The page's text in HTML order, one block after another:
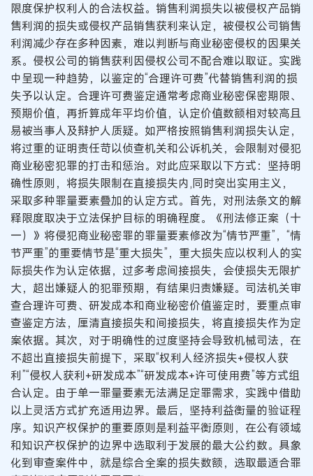
限度保护权利人的合法权益。销售利润损失以被侵权产品销
售利润的损失或侵权产品销售获利来认定，被侵权公司销售
利润减少存在多种因素，难以判断与商业秘密侵权的因果关
系。侵权公司的销售获利因侵权公司不配合难以取证。实践
中呈现一种趋势，以鉴定的“合理许可费”代替销售利润的损
失予以认定。合理许可费鉴定通常考虑商业秘密保密期限、
预期价值，再折算成年平均价值，认定价值数额相对较高且
易被当事人及辩护人质疑。如严格按照销售利润损失认定，
将过重的证明责任苛以侦查机关和公诉机关，会限制对侵犯
商业秘密犯罪的打击和惩治。对此应采取以下方式：坚持明
确性原则，将损失限制在直接损失内,同时突出实用主义，
采取多种罪量要素叠加的认定方式。首先，对刑法条文的解
释限度取决于立法保护目标的明确程度。《刑法修正案（十
一）》将侵犯商业秘密罪的罪量要素修改为“情节严重”，“情
节严重”的重要情节是“重大损失”，重大损失应以权利人的实
际损失作为认定依据，过多考虑间接损失，会使损失无限扩
大，超出嫌疑人的犯罪预期，有结果归责嫌疑。司法机关审
查合理许可费、研发成本和商业秘密价值鉴定时，要重点审
查鉴定方法，厘清直接损失和间接损失，将直接损失作为定
案依据。其次，对于明确性的过度坚持会导致机械司法，在
不超出直接损失前提下，采取“权利人经济损失+侵权人获
利”“侵权人获利+研发成本”“研发成本+许可使用费”等方式组
合认定。由于单一罪量要素无法满足定罪需求，实践中借助
以上灵活方式扩充适用边界。最后，坚持利益衡量的验证程
序。知识产权保护的重要原则是利益平衡原则，在公有领域
和知识产权保护的边界中选取利于发展的最大公约数。具象
化到审查案件中，就是综合全案的损失数额，选取最适合罪